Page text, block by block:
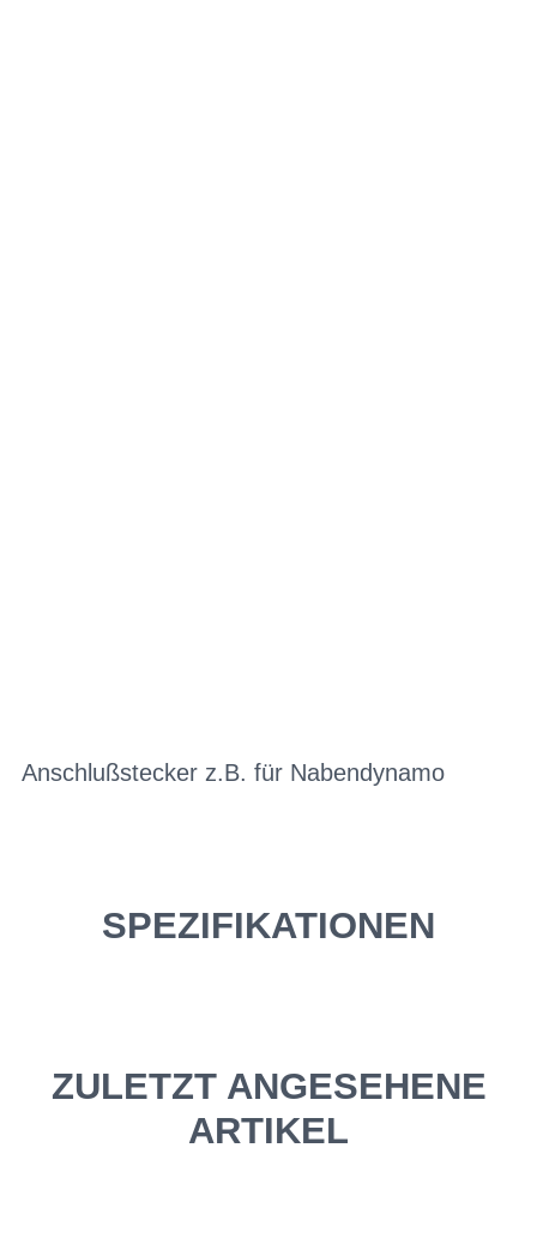
Anschlußstecker z.B. für Nabendynamo
SPEZIFIKATIONEN
ZULETZT ANGESEHENE
ARTIKEL